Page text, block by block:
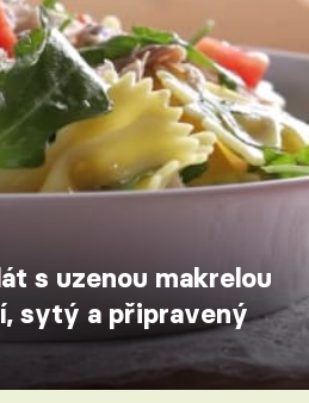
s uzenou makrelou
sytý a připravený